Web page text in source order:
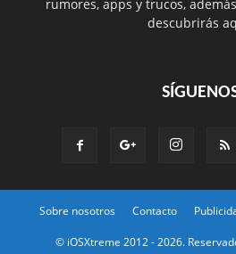
rumores, apps y trucos,
descubrirás
Sobre nosotros Contacto
© iOSXtreme 2012 -2026.